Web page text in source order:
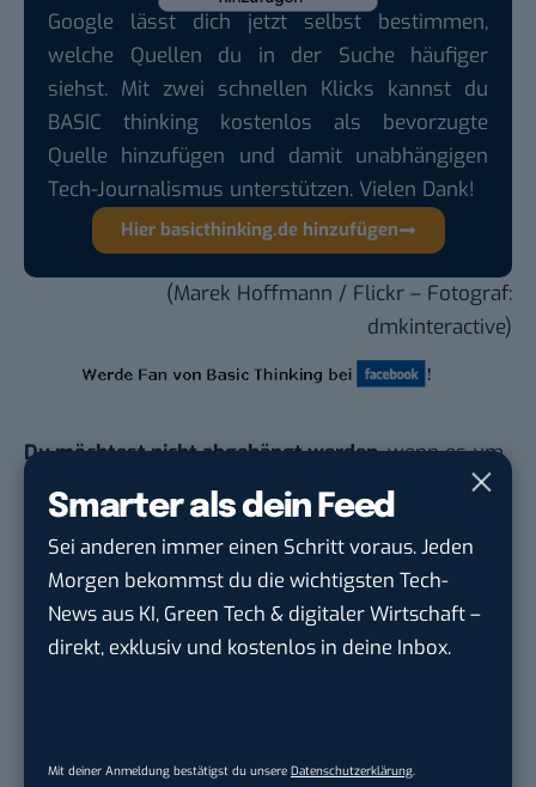
Smarter als dein Feed
Sei anderen immer einen Schritt voraus. Jeden
Morgen bekommst du die wichtigsten Tech-
News aus KI, Green Tech & digitaler Wirtschaft –
direkt, exklusiv und kostenlos in deine Inbox.
Mit deiner Anmeldung bestätigst du unsere Datenschutzerklärung.
Google lässt dich jetzt selbst bestimmen,
welche Quellen du in der Suche häufiger
siehst. Mit zwei schnellen Klicks kannst du
BASIC thinking kostenlos als bevorzugte
Quelle hinzufügen und damit unabhängigen
Tech-Journalismus unterstützen. Vielen Dank!
Hier basicthinking.de hinzufügen
(Marek Hoffmann / Flickr – Fotograf:
dmkinteractive)
Du möchtest nicht abgehängt werden, wenn es um
KI, Green Tech und die Tech-Themen von Morgen
geht? Über 12.000 smarte Leser bekommen jeden
Tag UPDATE, unser Tech-Briefing mit den
wichtigsten News des Tages – und sichern sich
damit ihren Vorsprung.Hier kannst du dich
kostenlos anmelden.